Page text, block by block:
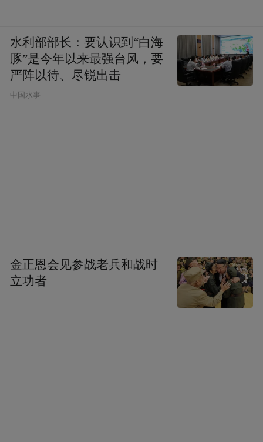
水利部部长：要认识到“白海
豚”是今年以来最强台风，要
严阵以待、尽锐出击
中国水事
金正恩会见参战老兵和战时
立功者